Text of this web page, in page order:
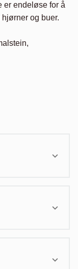
er endeløse for å
hjørner og buer.